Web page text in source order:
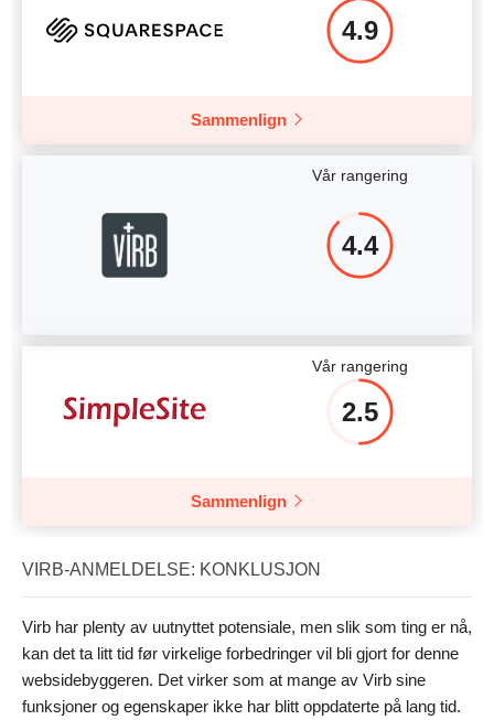
4.9
Sammenlign
Vår rangering
4.4
Vår rangering
2.5
Sammenlign
VIRB-ANMELDELSE: KONKLUSJON
Virb har plenty av uutnyttet potensiale, men slik som ting er nå,
kan det ta litt tid før virkelige forbedringer vil bli gjort for denne
websidebyggeren. Det virker som at mange av Virb sine
funksjoner og egenskaper ikke har blitt oppdaterte på lang tid.